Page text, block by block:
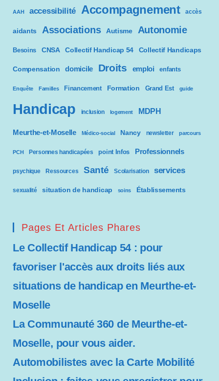
AAH accessibilité Accompagnement accès
aidants Associations Autisme Autonomie
Besoins CNSA Collectif Handicap 54 Collectif Handicaps
Compensation domicile Droits emploi enfants
Enquête Familles Financement Formation Grand Est guide
Handicap inclusion logement MDPH
Meurthe-et-Moselle Médico-social Nancy newsletter parcours
PCH Personnes handicapées point Infos Professionnels
psychique Ressources Santé Scolarisation services
sexualité situation de handicap soins Établissements
Pages Et Articles Phares
Le Collectif Handicap 54 : pour
favoriser l'accès aux droits liés aux
situations de handicap en Meurthe-et-
Moselle
La Communauté 360 de Meurthe-et-
Moselle, pour vous aider.
Automobilistes avec la Carte Mobilité